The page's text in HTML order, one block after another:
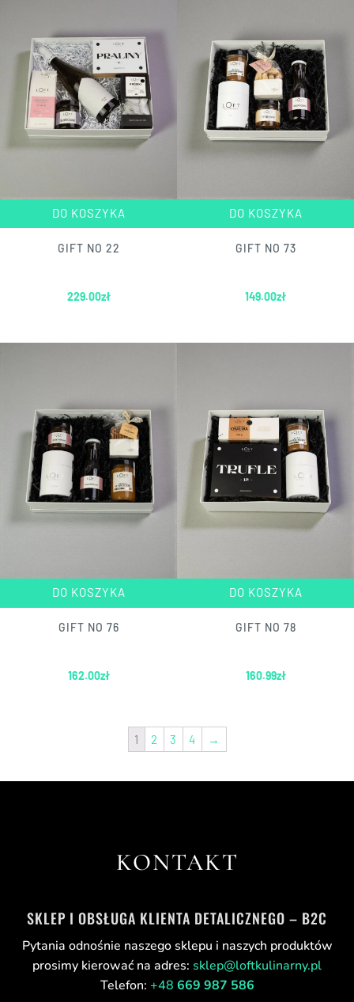
DO KOSZYKA
GIFT NO 22
229.00zł
DO KOSZYKA
GIFT NO 73
149.00zł
DO KOSZYKA
GIFT NO 76
162.00zł
DO KOSZYKA
GIFT NO 78
160.99zł
1 2 3 4 →
KONTAKT
SKLEP I OBSŁUGA KLIENTA DETALICZNEGO – B2C
Pytania odnośnie naszego sklepu i naszych produktów
prosimy kierować na adres: sklep@loftkulinarny.pl
Telefon: +48 669 987 586